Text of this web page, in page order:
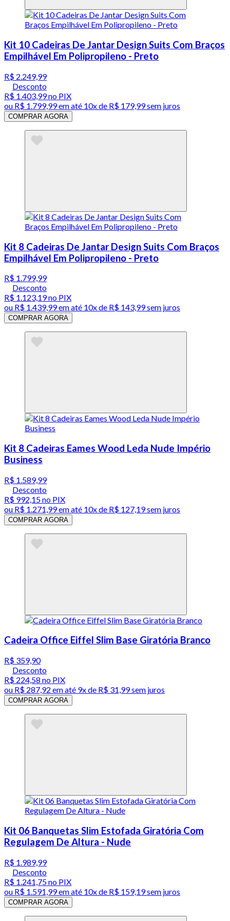
Kit 10 Cadeiras De Jantar Design Suits Com Braços
Empilhável Em Polipropileno - Preto
R$ 2.249,99
Desconto
R$ 1.403,99no PIX
ou R$ 1.799,99em até 10x de R$ 179,99 sem juros
COMPRAR AGORA
Kit 8 Cadeiras De Jantar Design Suits Com Braços
Empilhável Em Polipropileno - Preto
R$ 1.799,99
Desconto
R$ 1.123,19no PIX
ou R$ 1.439,99em até 10x de R$ 143,99 sem juros
COMPRAR AGORA
Kit 8 Cadeiras Eames Wood Leda Nude Império
Business
R$ 1.589,99
Desconto
R$ 992,15no PIX
ou R$ 1.271,99em até 10x de R$ 127,19 sem juros
COMPRAR AGORA
Cadeira Office Eiffel Slim Base Giratória Branco
R$ 359,90
Desconto
R$ 224,58 no PIX
ou R$ 287,92 em até 9x de R$ 31,99 sem juros
COMPRAR AGORA
Kit 06 Banquetas Slim Estofada Giratória Com
Regulagem De Altura - Nude
R$ 1.989,99
Desconto
R$ 1.241,75no PIX
ou R$ 1.591,99em até 10x de R$ 159,19 sem juros
COMPRAR AGORA